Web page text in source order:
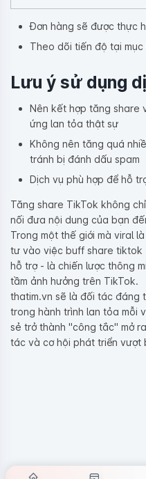
Đơn hàng sẽ được thực
Theo dõi tiến độ tại mục
Lưu ý sử dụng
Nên kết hợp tăng share
ứng lan tỏa thật sự
Không nên tăng quá
tránh bị đánh dấu spam
Dịch vụ phù hợp để hỗ
Tăng share TikTok không
nối đưa nội dung của bạn
Trong một thế giới mà viral
tư vào việc buff share tiktok
hỗ trợ - là chiến lược thông
tầm ảnh hưởng trên TikTok.
thatim.vn sẽ là đối tác đáng
trong hành trình lan tỏa mỗi
sẻ trở thành "công tắc" mở
tác và cơ hội phát triển vượt